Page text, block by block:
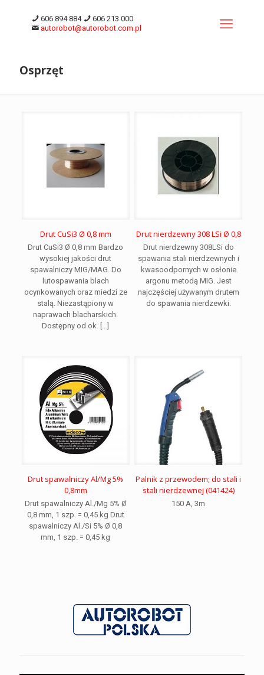
606 894 884
606 213 000
autorobot@autorobot.com.pl
Osprzęt
Drut CuSi3 Ø 0,8 mm
Drut CuSi3 Ø 0,8 mm Bardzo
wysokiej jakości drut
spawalniczy MIG/MAG. Do
lutospawania blach
ocynkowanych oraz miedzi ze
stalą. Niezastąpiony w
naprawach blacharskich.
Dostępny od ok. […]
Drut nierdzewny 308 LSi Ø 0,8
Drut nierdzewny 308LSi do
spawania stali nierdzewnych i
kwasoodpornych w osłonie
argonu metodą MIG. Jest
najczęściej używanym drutem
do spawania nierdzewki.
Drut spawalniczy Al/Mg 5%
0,8mm
Drut spawalniczy Al./Mg 5% Ø
0,8 mm, 1 szp. = 0,45 kg Drut
spawalniczy Al./Si 5% Ø 0,8
mm, 1 szp. = 0,45 kg
Palnik z przewodem; do stali i
stali nierdzewnej (041424)
150 A, 3m